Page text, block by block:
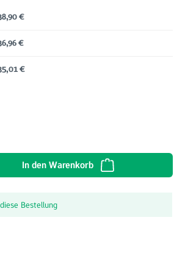
€
€
€
Wert ein oder
In den Warenkorb
Bestellung